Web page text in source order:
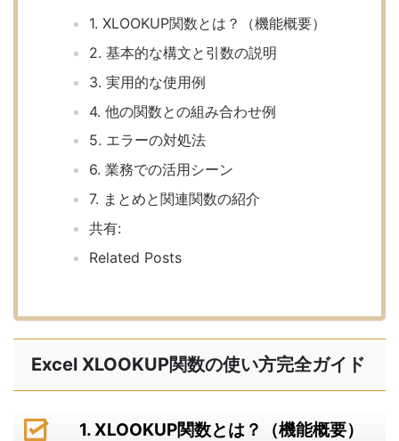
1. XLOOKUP関数とは？（機能概要）
2. 基本的な構文と引数の説明
3. 実用的な使用例
4. 他の関数との組み合わせ例
5. エラーの対処法
6. 業務での活用シーン
7. まとめと関連関数の紹介
共有:
Related Posts
Excel XLOOKUP関数の使い方完全ガイド
1. XLOOKUP関数とは？（機能概要）